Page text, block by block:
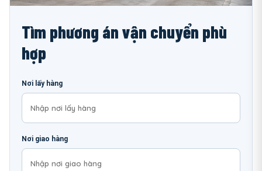
Tìm phương án vận chuyển phù
hợp
Nơi lấy hàng
Nơi giao hàng